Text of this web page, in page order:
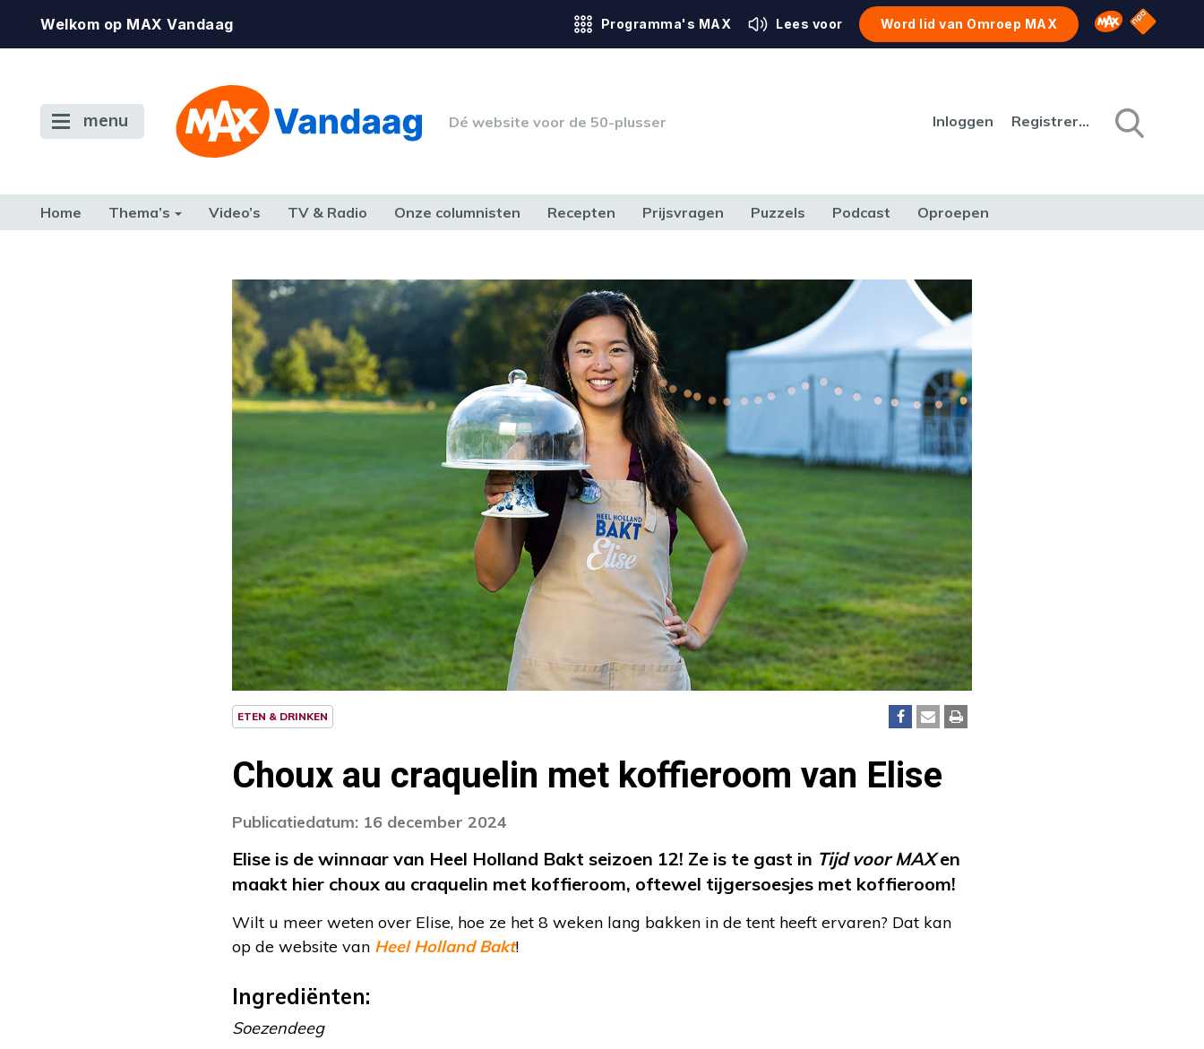
Welkom op MAX Vandaag Programma's MAX Lees voor Word lid van Omroep MAX Omroep MAX
NPO
menu Dé website voor de 50-plusser Inloggen Registreren
Home Thema’s Video’s TV & Radio Onze columnisten Recepten Prijsvragen Puzzels Podcast Oproepen
ETEN & DRINKEN
Choux au craquelin met koffieroom van Elise
Publicatiedatum: 16 december 2024
Elise is de winnaar van Heel Holland Bakt seizoen 12! Ze is te gast in Tijd voor MAXen
maakt hier choux au craquelin met koffieroom, oftewel tijgersoesjes met koffieroom!
Wilt u meer weten over Elise, hoe ze het 8 weken lang bakken in de tent heeft ervaren? Dat kan
op de website van Heel Holland Bakt!
Ingrediënten:
Soezendeeg